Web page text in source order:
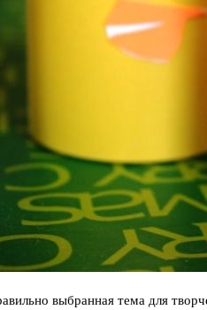
выбранная тема для